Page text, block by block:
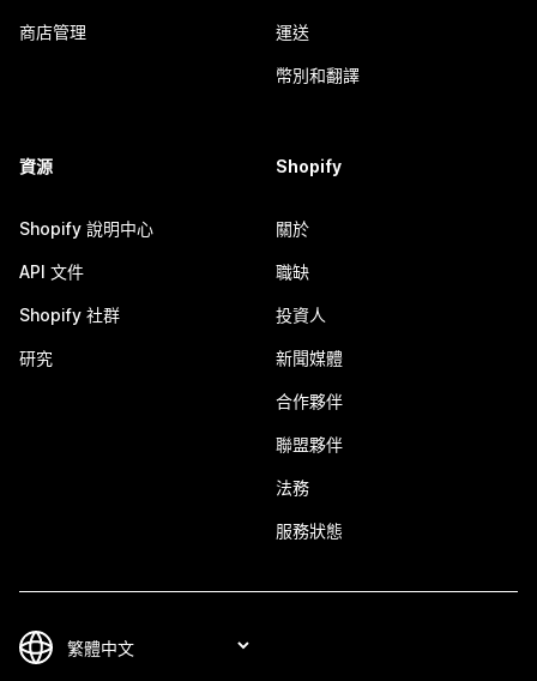
商店管理 運送
幣別和翻譯
資源
Shopify 說明中心
API 文件
Shopify 社群
研究
Shopify
關於
職缺
投資人
新聞媒體
合作夥伴
聯盟夥伴
法務
服務狀態